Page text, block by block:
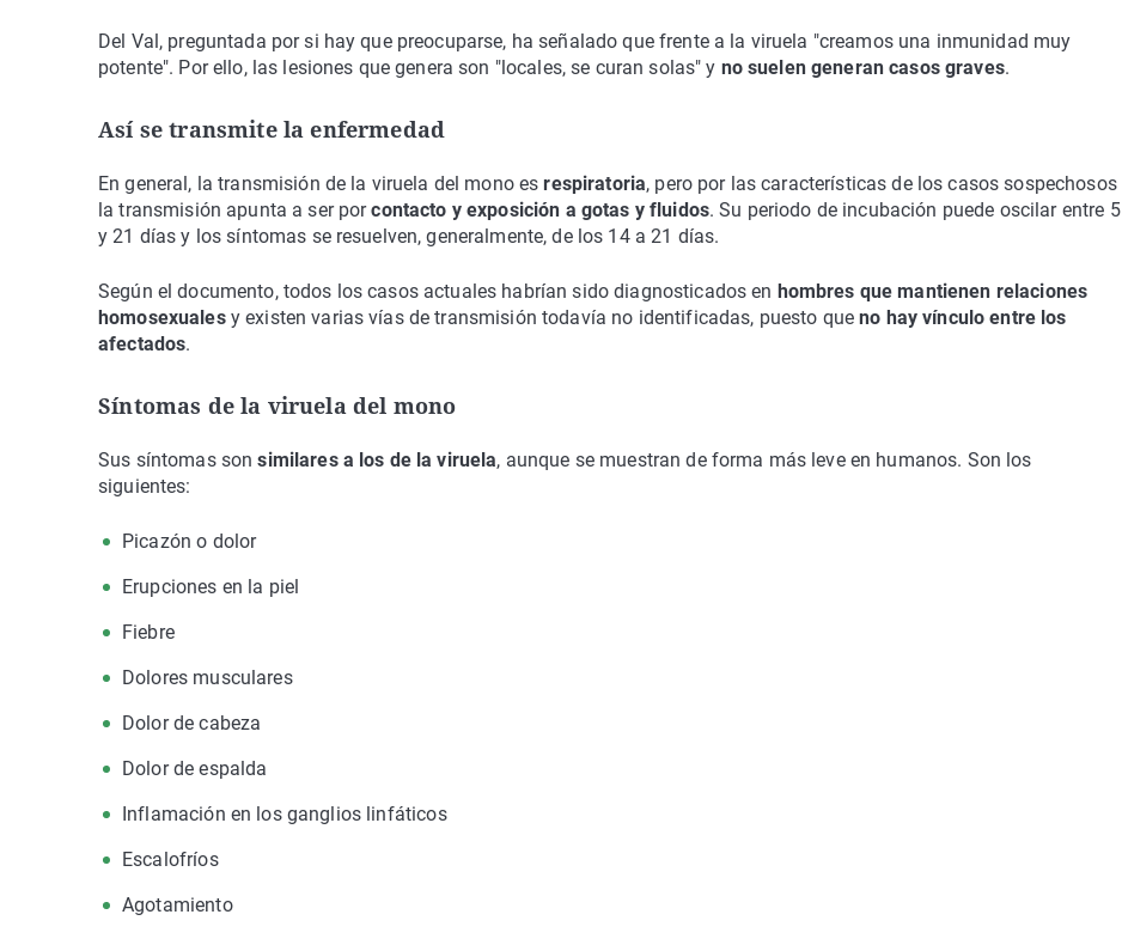
Del Val, preguntada por si hay que preocuparse, ha señalado que frente a la viruela "creamos una inmunidad muy
potente". Por ello, las lesiones que genera son "locales, se curan solas" y no suelen generan casos graves.
Así se transmite la enfermedad
En general, la transmisión de la viruela del mono esrespiratoria, pero por las características de los casos sospechosos
la transmisión apunta a ser porcontacto y exposición a gotas y fluidos. Su periodo de incubación puede oscilar entre 5
y 21 días y los síntomas se resuelven, generalmente, de los 14 a 21 días.
Según el documento, todos los casos actuales habrían sido diagnosticados en hombres que mantienen relaciones
homosexualesy existen varias vías de transmisión todavía no identificadas, puesto queno hay vínculo entre los
afectados.
Síntomas de la viruela del mono
Sus síntomas sonsimilares a los de la viruela, aunque se muestran de forma más leve en humanos. Son los
siguientes:
Picazón o dolor
Erupciones en la piel
Fiebre
Dolores musculares
Dolor de cabeza
Dolor de espalda
Inflamación en los ganglios linfáticos
Escalofríos
Agotamiento